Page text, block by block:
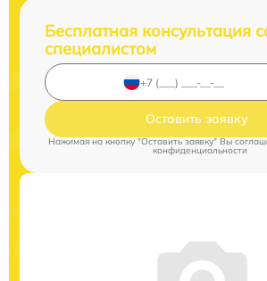
Бесплатная консультация
специалистом
Оставить заявку
Нажимая на кнопку "Оставить заявку" Вы
конфиденциальности